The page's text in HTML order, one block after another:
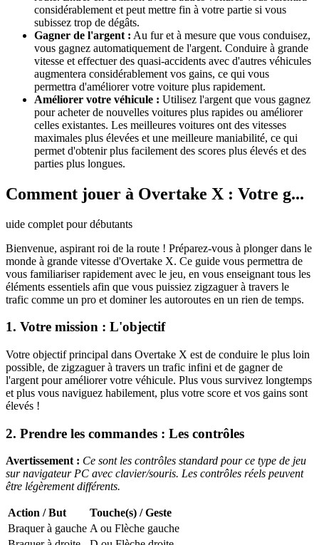
considérablement et peut mettre fin à votre partie si vous
subissez trop de dégâts.
Gagner de l'argent : Au fur et à mesure que vous conduisez,
vous gagnez automatiquement de l'argent. Conduire à grande
vitesse et effectuer des quasi-accidents avec d'autres véhicules
augmentera considérablement vos gains, ce qui vous
permettra d'améliorer votre voiture plus rapidement.
Améliorer votre véhicule : Utilisez l'argent que vous gagnez
pour acheter de nouvelles voitures plus rapides ou améliorer
celles existantes. Les meilleures voitures ont des vitesses
maximales plus élevées et une meilleure maniabilité, ce qui
permet d'obtenir plus facilement des scores plus élevés et des
parties plus longues.
Comment jouer à Overtake X : Votre g...
uide complet pour débutants
Bienvenue, aspirant roi de la route ! Préparez-vous à plonger dans le
monde à grande vitesse d'Overtake X. Ce guide vous permettra de
vous familiariser rapidement avec le jeu, en vous enseignant tous les
éléments essentiels afin que vous puissiez zigzaguer à travers le
trafic comme un pro et dominer les autoroutes en un rien de temps.
1. Votre mission : L'objectif
Votre objectif principal dans Overtake X est de conduire le plus loin
possible, de zigzaguer à travers un trafic infini et de gagner de
l'argent pour améliorer votre véhicule. Plus vous survivez longtemps
et plus vous naviguez habilement, plus votre score et vos gains sont
élevés !
2. Prendre les commandes : Les contrôles
Avertissement : Ce sont les contrôles standard pour ce type de jeu
sur navigateur PC avec clavier/souris. Les contrôles réels peuvent
être légèrement différents.
Action / But
Touche(s) / Geste
Braquer à gauche A ou Flèche gauche